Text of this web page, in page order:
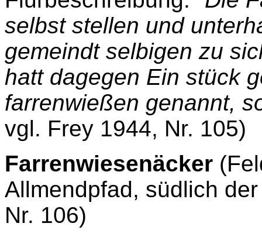
selbst stellen und
gemeindt selbigen zu
hatt dagegen Ein stück
farrenwießen genannt,
vgl. Frey 1944, Nr. 105)
Farrenwiesenäcker
Allmendpfad, südlich
Nr. 106)